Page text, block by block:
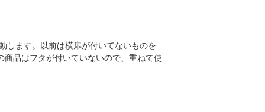
します。以前は横扉が付いてないものを
品はフタが付いていないので、重ねて使